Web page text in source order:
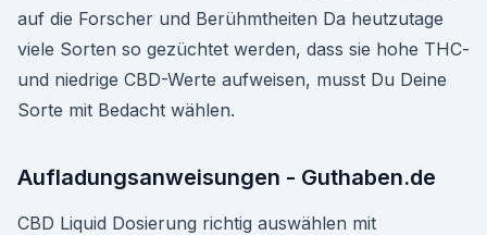
auf die Forscher und Berühmtheiten Da heutzutage
viele Sorten so gezüchtet werden, dass sie hohe THC-
und niedrige CBD-Werte aufweisen, musst Du Deine
Sorte mit Bedacht wählen.
Aufladungsanweisungen - Guthaben.de
CBD Liquid Dosierung richtig auswählen mit